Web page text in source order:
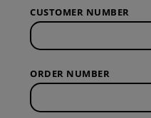
CUSTOMER NUMBER
ORDER NUMBER